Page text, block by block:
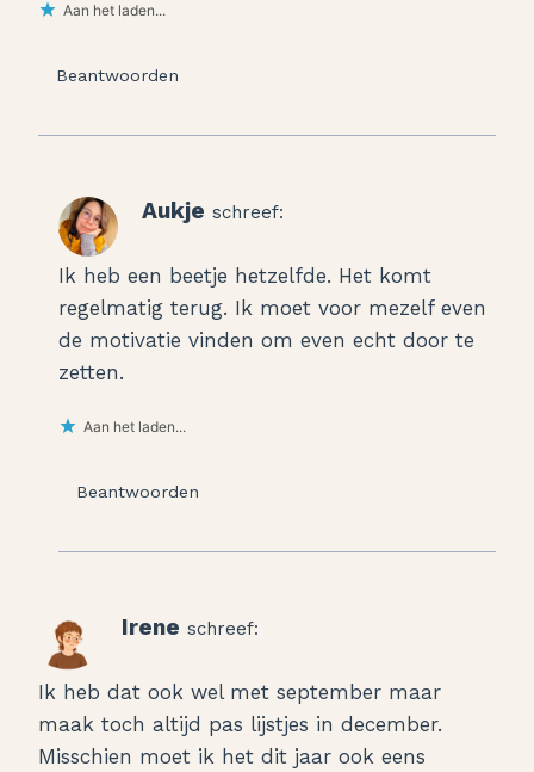
Aan het laden...
Beantwoorden
Aukje schreef:
Ik heb een beetje hetzelfde. Het komt
regelmatig terug. Ik moet voor mezelf even
de motivatie vinden om even echt door te
zetten.
Aan het laden...
Beantwoorden
Irene schreef:
Ik heb dat ook wel met september maar
maak toch altijd pas lijstjes in december.
Misschien moet ik het dit jaar ook eens